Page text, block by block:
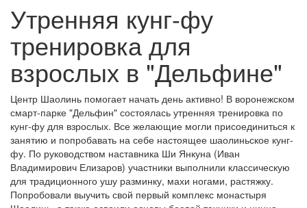
Утренняя кунг-фу
тренировка для
взрослых в "Дельфине"
Центр Шаолинь помогает начать день активно! В воронежском
смарт-парке "Дельфин" состоялась утренняя тренировка по
кунг-фу для взрослых. Все желающие могли присоединиться к
занятию и попробавать на себе настоящее шаолиньское кунг-
фу. По руководством наставника Ши Янкуна (Иван
Владимирович Елизаров) участники выполнили классическую
для традиционного ушу разминку, махи ногами, растяжку.
Попробовали выучить свой первый комплекс монастыря